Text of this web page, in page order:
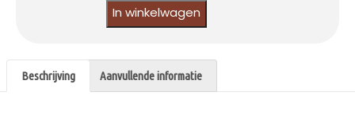
In winkelwagen
Beschrijving Aanvullende informatie